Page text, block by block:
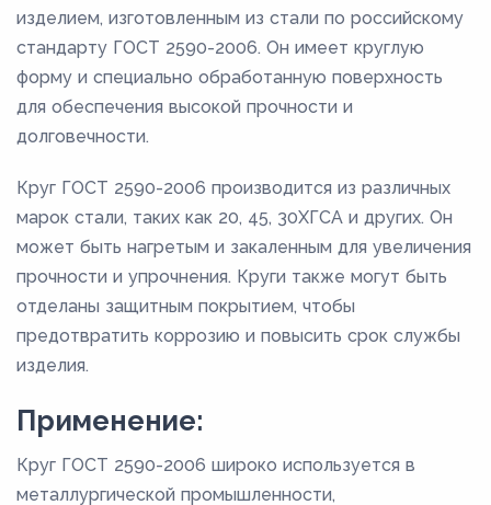
изделием, изготовленным из стали по российскому
стандарту ГОСТ 2590-2006. Он имеет круглую
форму и специально обработанную поверхность
для обеспечения высокой прочности и
долговечности.
Круг ГОСТ 2590-2006 производится из различных
марок стали, таких как 20, 45, 30ХГСА и других. Он
может быть нагретым и закаленным для увеличения
прочности и упрочнения. Круги также могут быть
отделаны защитным покрытием, чтобы
предотвратить коррозию и повысить срок службы
изделия.
Применение:
Круг ГОСТ 2590-2006 широко используется в
металлургической промышленности,